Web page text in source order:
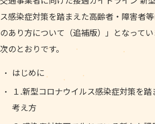
ス感染症対策を踏まえた高齢者・障害者
のあり方について（追補版）」となって
次のとおりです。
はじめに
１.新型コロナウイルス感染症対策を
考え方